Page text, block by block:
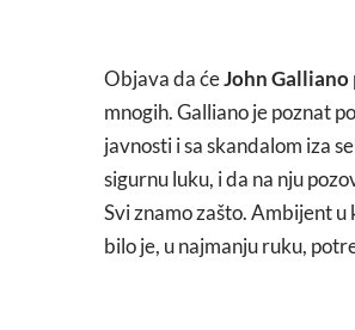
Objava da ćeJohn Galliano
mnogih. Galliano je poznat
javnosti i sa skandalom iza
sigurnu luku, i da na nju
Svi znamo zašto. Ambijent
bilo je, u najmanju ruku,